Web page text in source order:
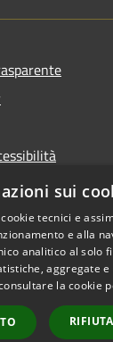
del sito
Copyright
sui
tecnici e
e alla
analitico al solo
aggregate e
la cookie